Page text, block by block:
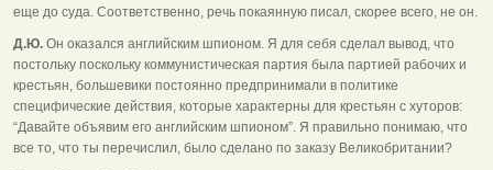
еще до суда. Соответственно, речь покаянную писал, скорее всего, не он.
Д.Ю. Он оказался английским шпионом. Я для себя сделал вывод, что
постольку поскольку коммунистическая партия была партией рабочих и
крестьян, большевики постоянно предпринимали в политике
специфические действия, которые характерны для крестьян с хуторов:
“Давайте объявим его английским шпионом”. Я правильно понимаю, что
все то, что ты перечислил, было сделано по заказу Великобритании?